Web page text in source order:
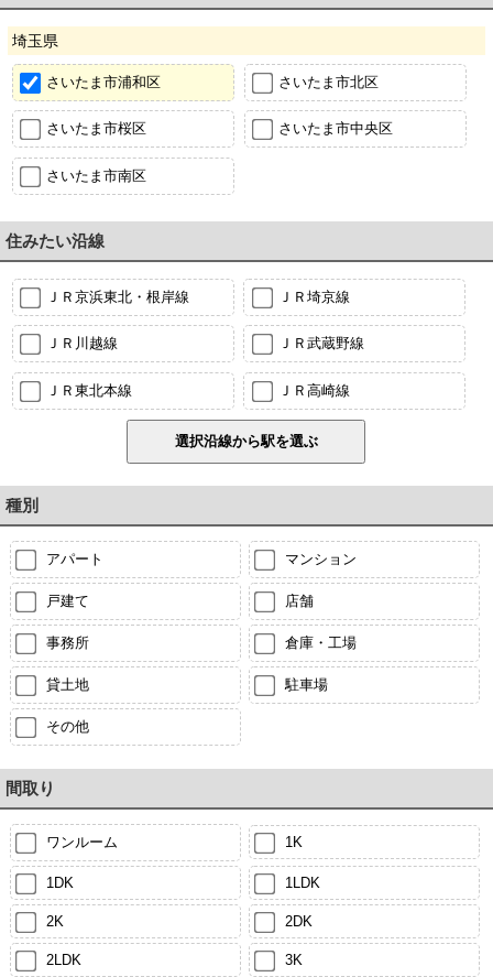
埼玉県
さいたま市浦和区 さいたま市北区
さいたま市桜区 さいたま市中央区
さいたま市南区
住みたい沿線
ＪＲ京浜東北・根岸線 ＪＲ埼京線
ＪＲ川越線 ＪＲ武蔵野線
ＪＲ東北本線 ＪＲ高崎線
種別
アパート マンション
戸建て 店舗
事務所 倉庫・工場
貸土地 駐車場
その他
間取り
ワンルーム 1K
1DK 1LDK
2K 2DK
2LDK 3K